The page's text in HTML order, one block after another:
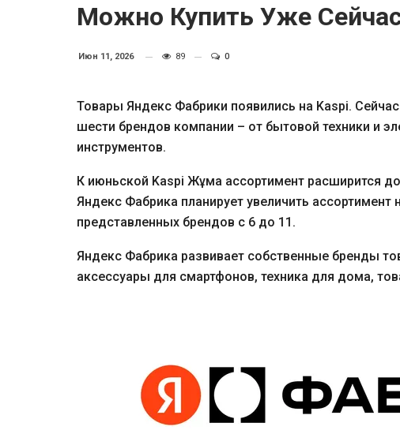
Можно Купить Уже
Июн 11, 2026 89 0
Товары Яндекс Фабрики появились на Kaspi.
шести брендов компании – от бытовой техники и
инструментов.
К июньской Kaspi Жұма ассортимент расширится
Яндекс Фабрика планирует увеличить
представленных брендов с 6 до 11.
Яндекс Фабрика развивает собственные бренды
аксессуары для смартфонов, техника для дома,